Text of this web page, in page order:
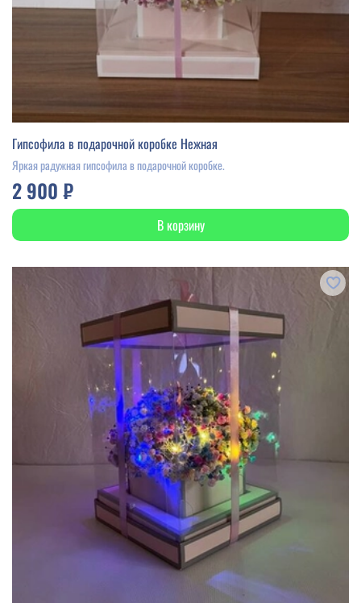
Гипсофила в подарочной коробке Нежная
Яркая радужная гипсофила в подарочной коробке.
2 900 ₽
В корзину